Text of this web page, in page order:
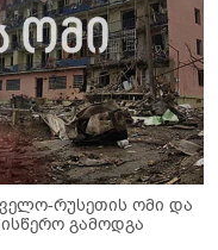
რუსეთის ომი და
გამოდგა